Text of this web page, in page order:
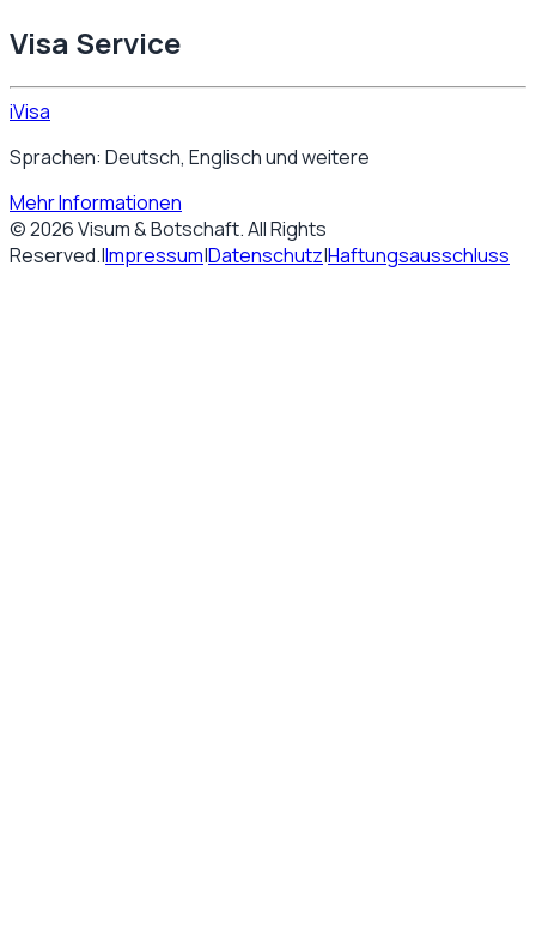
Visa Service
iVisa
Sprachen: Deutsch, Englisch und weitere
Mehr Informationen
©2026Visum & Botschaft. All Rights
Reserved.|Impressum|Datenschutz|Haftungsausschluss